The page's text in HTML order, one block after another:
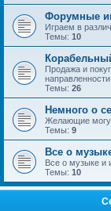
Форумные
Играем в
Темы: 10
Продажа и
направленности
Темы: 26
Немного о
Желающие
Темы: 9
Все о
Все о музыке и
Темы: 10